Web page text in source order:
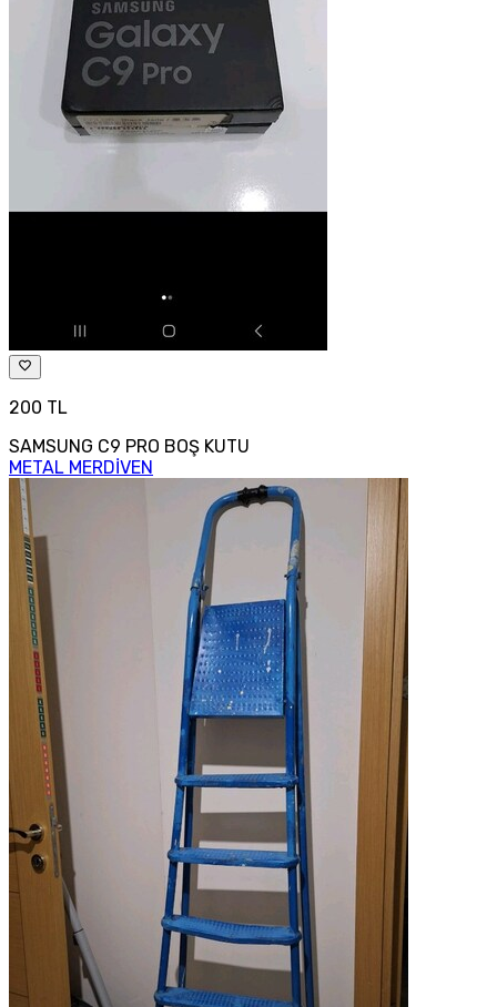
200 TL
SAMSUNG C9 PRO BOŞ KUTU
METAL MERDİVEN